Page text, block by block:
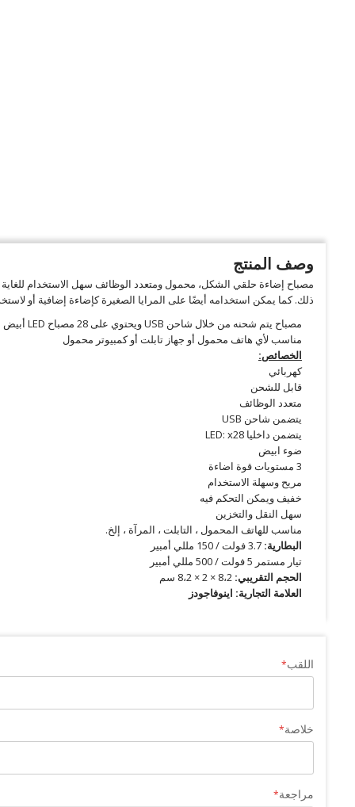
وصف المنتج
مصباح إضاءة حلقي الشكل، محمول ومتعدد الوظائف سهل الاستخدام
ذلك. كما يمكن استخدامه أيضًا على المرايا الصغيرة كإضاءة إضافية أو
مصباح يتم شحنه من خلال شاحن USB ويحتوي على 28 مصباح LED أبيض مع شدة قابلة للتعديل (3 مستويات)
مناسب لأي هاتف محمول أو جهاز تابلت أو كمبيوتر محمول
الخصائص:
كهربائي
قابل للشحن
متعدد الوظائف
يتضمن شاحن USB
يتضمن داخليا LED: x28
ضوء ابيض
3 مستويات قوة اضاءة
مريح وسهلة الاستخدام
خفيف ويمكن التحكم فيه
سهل النقل والتخزين
مناسب للهاتف المحمول ، التابلت ، المرآة ، إلخ.
البطارية:
تيار مستمر 5 فولت / 500 مللي أمبير
الحجم التقريبي: 8،2 × 2 × 8،2 سم
العلامة التجارية: اينوفاجودز
اللقب
خلاصة
مراجعة